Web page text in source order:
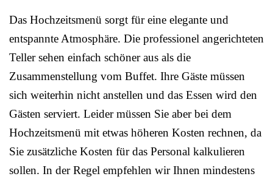
Das Hochzeitsmenü sorgt für eine elegante und
entspannte Atmosphäre. Die professionel angerichteten
Teller sehen einfach schöner aus als die
Zusammenstellung vom Buffet. Ihre Gäste müssen
sich weiterhin nicht anstellen und das Essen wird den
Gästen serviert. Leider müssen Sie aber bei dem
Hochzeitsmenü mit etwas höheren Kosten rechnen, da
Sie zusätzliche Kosten für das Personal kalkulieren
sollen. In der Regel empfehlen wir Ihnen mindestens